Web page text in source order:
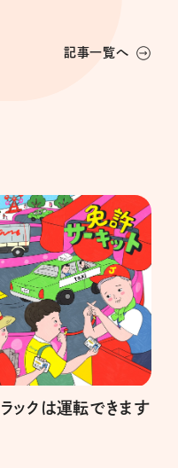
記事一覧へ
ックは運転できます